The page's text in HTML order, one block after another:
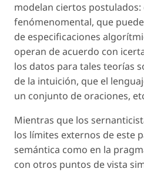
modelan ciertos postulados:
fenómenomental, que
de especificaciones
operan de acuerdo con
los datos para tales teorías
de la intuición, que el
un conjunto de oraciones,
Mientras que los
los límites externos de este
semántica como en la
con otros puntos de vista